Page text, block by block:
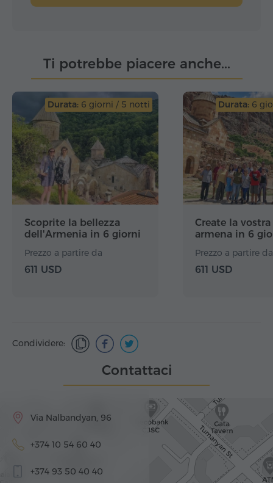
Ti potrebbe piacere anche...
Durata: 6 giorni / 5 notti
Scoprite la bellezza
dell'Armenia in 6 giorni
Prezzo a partire da
611 USD
Durata: 6
Create la
armena in 6
Prezzo a partire da
611 USD
Condividere:
Contattaci
Via Nalbandyan, 96
+374 10 54 60 40
+374 93 50 40 40